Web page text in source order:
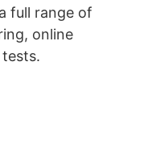
full range of
online
tests.